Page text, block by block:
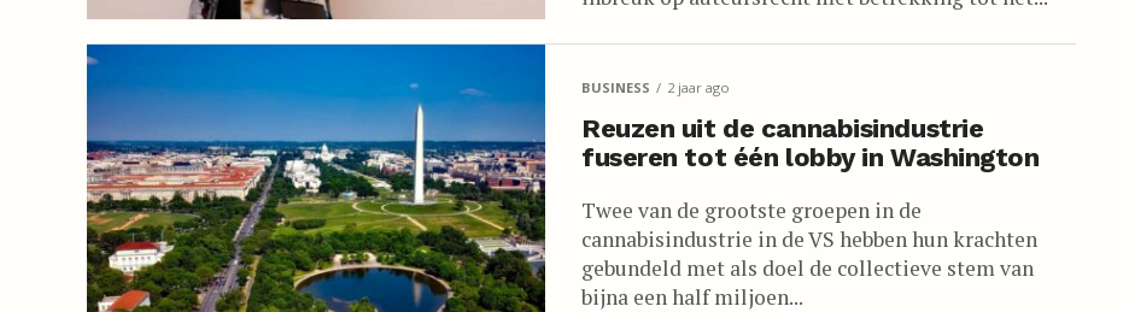
BUSINESS 2 jaar ago
Reuzen uit de cannabisindustrie
fuseren tot één lobby in Washington
Twee van de grootste groepen in de
cannabisindustrie in de VS hebben hun krachten
gebundeld met als doel de collectieve stem van
bijna een half miljoen...